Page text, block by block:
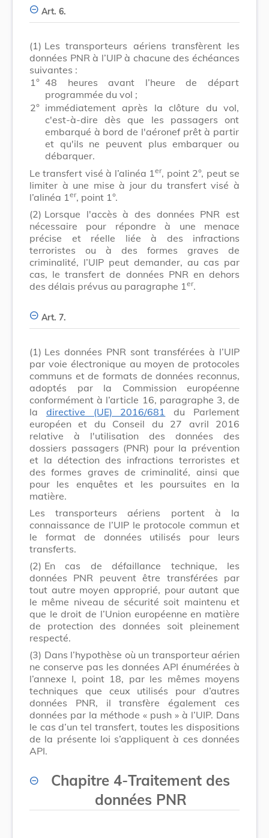
Art. 6.
(1) Les transporteurs aériens transfèrent les
données PNR à l’UIP à chacune des échéances
suivantes :
1° 48 heures avant l’heure de départ
programmée du vol ;
2° immédiatement après la clôture du vol,
c'est-à-dire dès que les passagers ont
embarqué à bord de l'aéronef prêt à partir
et qu'ils ne peuvent plus embarquer ou
débarquer.
Le transfert visé à l’alinéa 1er, point 2°, peut se
limiter à une mise à jour du transfert visé à
l’alinéa 1 er, point 1°.
(2) Lorsque l'accès à des données PNR est
nécessaire pour répondre à une menace
précise et réelle liée à des infractions
terroristes ou à des formes graves de
criminalité, l’UIP peut demander, au cas par
cas, le transfert de données PNR en dehors
des délais prévus au paragraphe 1 er.
Art. 7.
(1) Les données PNR sont transférées à l’UIP
par voie électronique au moyen de protocoles
communs et de formats de données reconnus,
adoptés par la Commission européenne
conformément à l’article 16, paragraphe 3, de
la directive (UE) 2016/681
du Parlement
européen et du Conseil du 27 avril 2016
relative à l'utilisation des données des
dossiers passagers (PNR) pour la prévention
et la détection des infractions terroristes et
des formes graves de criminalité, ainsi que
pour les enquêtes et les poursuites en la
matière.
Les transporteurs aériens portent à la
connaissance de l’UIP le protocole commun et
le format de données utilisés pour leurs
transferts.
(2) En cas de défaillance technique, les
données PNR peuvent être transférées par
tout autre moyen approprié, pour autant que
le même niveau de sécurité soit maintenu et
que le droit de l’Union européenne en matière
de protection des données soit pleinement
respecté.
(3) Dans l’hypothèse où un transporteur aérien
ne conserve pas les données API énumérées à
l’annexe I, point 18, par les mêmes moyens
techniques que ceux utilisés pour d’autres
données PNR, il transfère également ces
données par la méthode « push » à l’UIP. Dans
le cas d’un tel transfert, toutes les dispositions
de la présente loi s’appliquent à ces données
API.
Chapitre 4-Traitement des
données PNR